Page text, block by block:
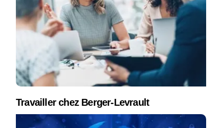
Travailler chez Berger-Levrault